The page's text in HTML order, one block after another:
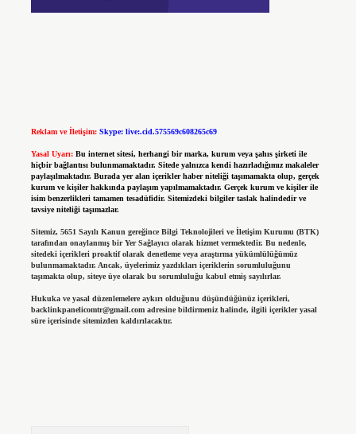
Reklam ve İletişim: Skype: live:.cid.575569c608265c69
Yasal Uyarı: Bu internet sitesi, herhangi bir marka, kurum veya şahıs şirketi ile
hiçbir bağlantısı bulunmamaktadır. Sitede yalnızca kendi hazırladığımız makaleler
paylaşılmaktadır. Burada yer alan içerikler haber niteliği taşımamakta olup, gerçek
kurum ve kişiler hakkında paylaşım yapılmamaktadır. Gerçek kurum ve kişiler ile
isim benzerlikleri tamamen tesadüfidir. Sitemizdeki bilgiler taslak halindedir ve
tavsiye niteliği taşımazlar.
Sitemiz, 5651 Sayılı Kanun gereğince Bilgi Teknolojileri ve İletişim Kurumu (BTK)
tarafından onaylanmış bir Yer Sağlayıcı olarak hizmet vermektedir. Bu nedenle,
sitedeki içerikleri proaktif olarak denetleme veya araştırma yükümlülüğümüz
bulunmamaktadır. Ancak, üyelerimiz yazdıkları içeriklerin sorumluluğunu
taşımakta olup, siteye üye olarak bu sorumluluğu kabul etmiş sayılırlar.
Hukuka ve yasal düzenlemelere aykırı olduğunu düşündüğünüz içerikleri,
backlinkpanelicomtr@gmail.comadresine bildirmeniz halinde, ilgili içerikler yasal
süre içerisinde sitemizden kaldırılacaktır.